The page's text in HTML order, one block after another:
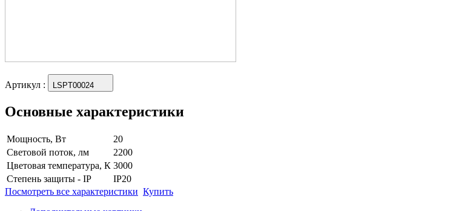
Артикул : LSPT00024
Основные характеристики
Мощность, Вт
20
Световой поток, лм
2200
Цветовая температура, К 3000
Степень защиты - IP
IP20
Посмотреть все характеристики Купить